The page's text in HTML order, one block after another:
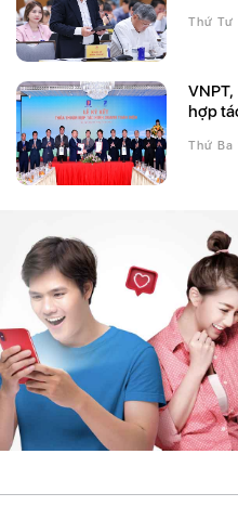
Thứ Tư
VNPT, Petrolimex, Vinachem bắt tay
hợp
Thứ Ba